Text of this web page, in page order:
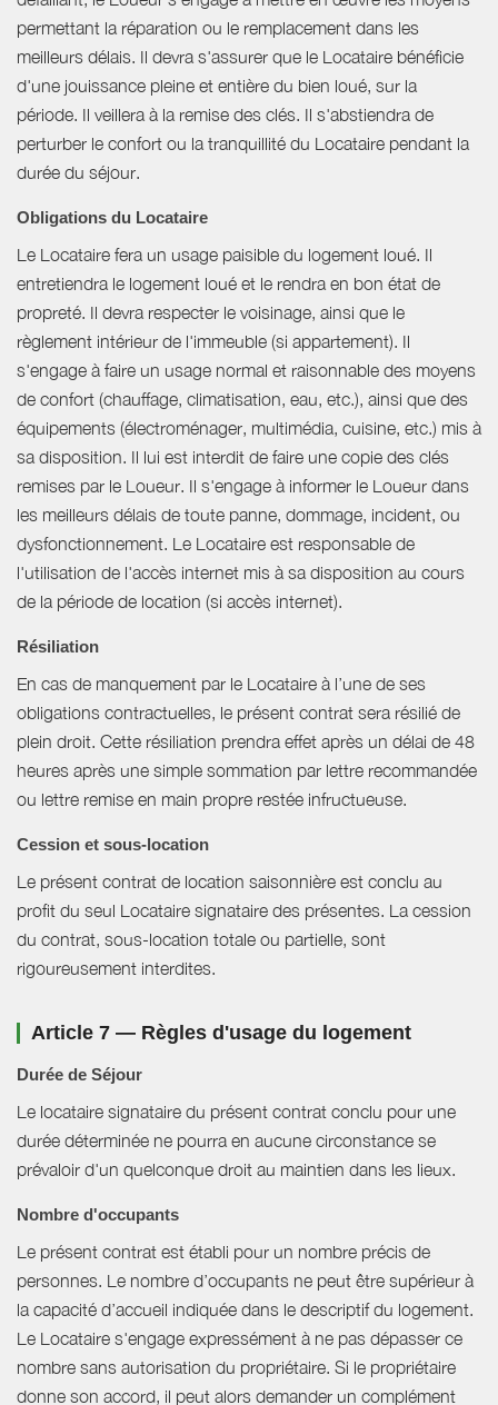
permettant la réparation ou le remplacement dans les
meilleurs délais. Il devra s'assurer que le Locataire bénéficie
d'une jouissance pleine et entière du bien loué, sur la
période. Il veillera à la remise des clés. Il s'abstiendra de
perturber le confort ou la tranquillité du Locataire pendant la
durée du séjour.
Obligations du Locataire
Le Locataire fera un usage paisible du logement loué. Il
entretiendra le logement loué et le rendra en bon état de
propreté. Il devra respecter le voisinage, ainsi que le
règlement intérieur de l'immeuble (si appartement). Il
s'engage à faire un usage normal et raisonnable des moyens
de confort (chauffage, climatisation, eau, etc.), ainsi que des
équipements (électroménager, multimédia, cuisine, etc.) mis à
sa disposition. Il lui est interdit de faire une copie des clés
remises par le Loueur. Il s'engage à informer le Loueur dans
les meilleurs délais de toute panne, dommage, incident, ou
dysfonctionnement. Le Locataire est responsable de
l'utilisation de l'accès internet mis à sa disposition au cours
de la période de location (si accès internet).
Résiliation
En cas de manquement par le Locataire à l’une de ses
obligations contractuelles, le présent contrat sera résilié de
plein droit. Cette résiliation prendra effet après un délai de 48
heures après une simple sommation par lettre recommandée
ou lettre remise en main propre restée infructueuse.
Cession et sous-location
Le présent contrat de location saisonnière est conclu au
profit du seul Locataire signataire des présentes. La cession
du contrat, sous-location totale ou partielle, sont
rigoureusement interdites.
Article 7 — Règles d'usage du logement
Durée de Séjour
Le locataire signataire du présent contrat conclu pour une
durée déterminée ne pourra en aucune circonstance se
prévaloir d'un quelconque droit au maintien dans les lieux.
Nombre d'occupants
Le présent contrat est établi pour un nombre précis de
personnes. Le nombre d’occupants ne peut être supérieur à
la capacité d’accueil indiquée dans le descriptif du logement.
Le Locataire s'engage expressément à ne pas dépasser ce
nombre sans autorisation du propriétaire. Si le propriétaire
donne son accord, il peut alors demander un complément